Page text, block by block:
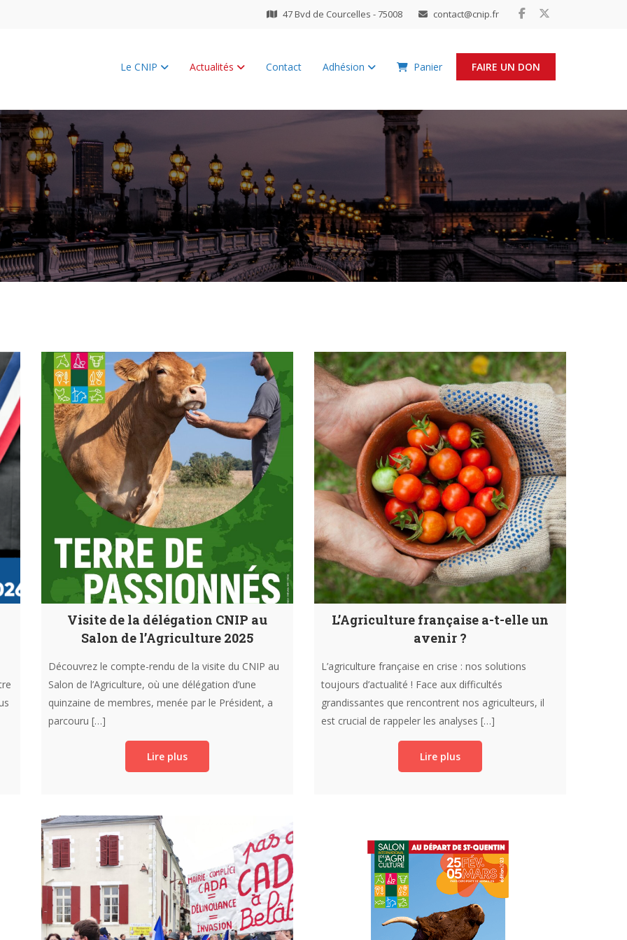
47 Bvd de Courcelles - 75008 contact@cnip.fr
FAIRE UN DON
Le CNIP Actualités Contact Adhésion Panier
Visite de la délégation CNIP au
Salon de l’Agriculture 2025
Découvrez le compte-rendu de la visite du CNIP au
Salon de l’Agriculture, où une délégation d’une
quinzaine de membres, menée par le Président, a
parcouru […]
Lire plus
L’Agriculture française a-t-elle un
avenir ?
L’agriculture française en crise : nos solutions
toujours d’actualité ! Face aux difficultés
grandissantes que rencontrent nos agriculteurs, il
est crucial de rappeler les analyses […]
Lire plus